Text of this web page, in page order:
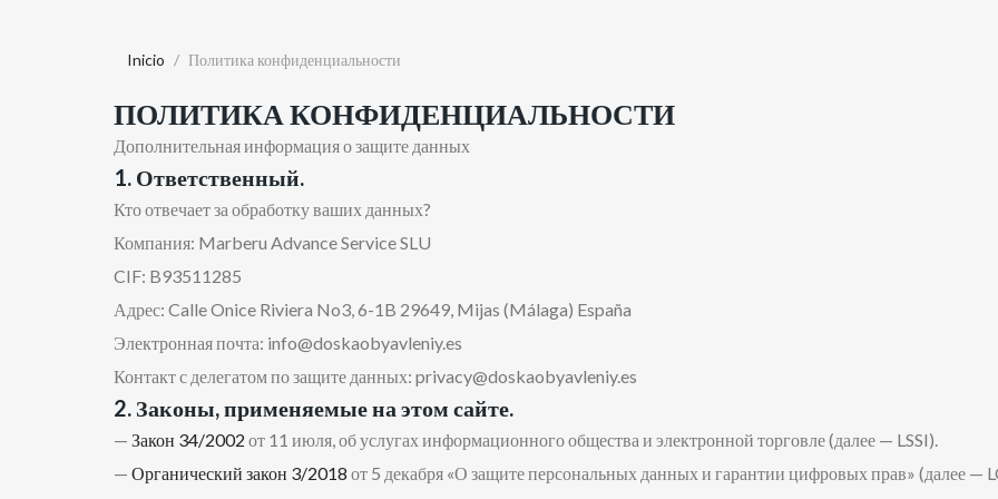
Inicio Политика конфиденциальности
ПОЛИТИКА КОНФИДЕНЦИАЛЬНОСТИ
Дополнительная информация о защите данных
1. Ответственный.
Кто отвечает за обработку ваших данных?
Компания: Marberu Advance Service SLU
CIF: B93511285
Адрес: Calle Onice Riviera No3, 6-1B 29649, Mijas (Málaga) España
Электронная почта: info@doskaobyavleniy.es
Контакт с делегатом по защите данных: privacy@doskaobyavleniy.es
2. Законы, применяемые на этом сайте.
— Закон 34/2002 от 11 июля, об услугах информационного общества и электронной торговле (далее — LSSI).
— Органический закон 3/2018 от 5 декабря «О защите персональных данных и гарантии цифровых прав» (далее —